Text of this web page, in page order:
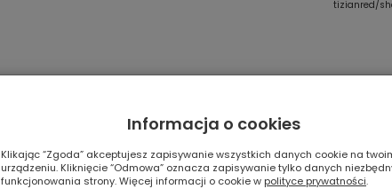
tizianred/
Informacja o cookies
Klikając “Zgoda” akceptujesz zapisywanie wszystkich danych cookie na
urządzeniu. Kliknięcie “Odmowa” oznacza zapisywanie tylko danych
funkcjonowania strony. Więcej informacji o cookie w polityce prywatności.